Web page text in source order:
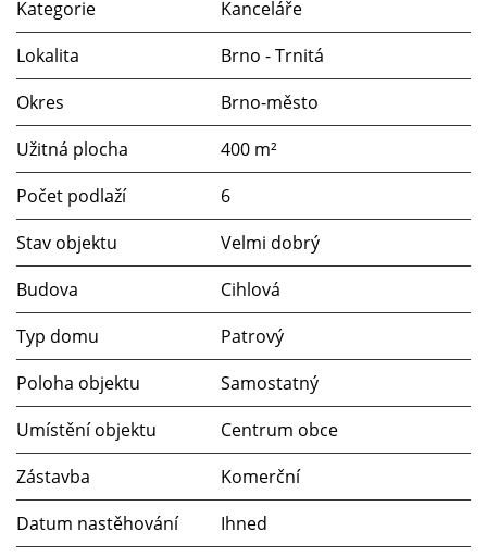
Kategorie
Kanceláře
Lokalita
Brno - Trnitá
Okres
Brno-město
Užitná plocha
400 m²
Počet podlaží
6
Stav objektu
Velmi dobrý
Budova
Cihlová
Typ domu
Patrový
Poloha objektu
Samostatný
Umístění objektu
Centrum obce
Zástavba
Komerční
Datum nastěhování
Ihned